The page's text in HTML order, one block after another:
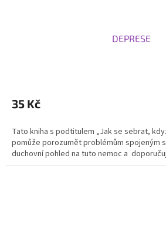
DEPRESE
produktu
je
z
5
hvězdiček.
35 Kč
Tato kniha s podtitulem „Jak se sebrat,
pomůže porozumět problémům spojeným
duchovní pohled na tuto nemoc a